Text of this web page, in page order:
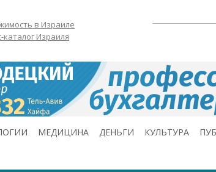
в Израиле
каталог Израиля
МЕДИЦИНА ДЕНЬГИ КУЛЬТУРА